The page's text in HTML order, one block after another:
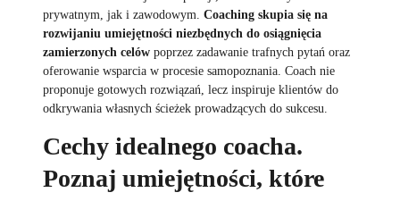
prywatnym, jak i zawodowym. Coaching skupia się na
rozwijaniu umiejętności niezbędnych do osiągnięcia
zamierzonych celów poprzez zadawanie trafnych pytań oraz
oferowanie wsparcia w procesie samopoznania. Coach nie
proponuje gotowych rozwiązań, lecz inspiruje klientów do
odkrywania własnych ścieżek prowadzących do sukcesu.
Cechy idealnego coacha.
Poznaj umiejętności, które